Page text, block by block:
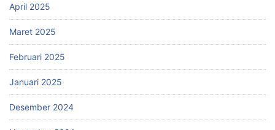
April 2025
Maret 2025
Februari 2025
Januari 2025
Desember 2024